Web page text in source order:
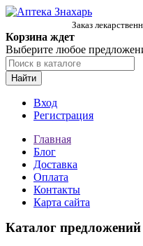
Заказ
Корзина ждет
Выберите любое
Найти
Вход
Регистрация
Главная
Блог
Доставка
Оплата
Контакты
Карта сайта
Каталог предложений